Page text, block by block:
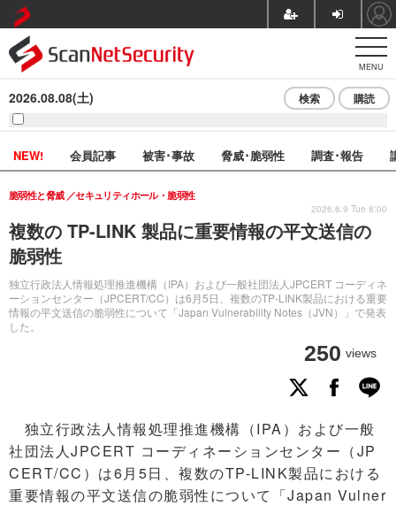
MENU
2026.08.08(土) 検索 購読
NEW! 会員記事 被害･事故 脅威･脆弱性 調査･報告
複数の TP-LINK 製品に重要情報の平文送信の
脆弱性
独立行政法人情報処理推進機構（IPA）および一般社団法人JPCERT コーディネ
ーションセンター（JPCERT/CC）は6月5日、複数のTP-LINK製品における重要
情報の平文送信の脆弱性について「Japan Vulnerability Notes（JVN）」で発表
した。
脆弱性と脅威 セキュリティホール・脆弱性
250 views
2026.6.9 Tue 8:00
独立行政法人情報処理推進機構（IPA）および一般
社団法人JPCERT コーディネーションセンター（JP
CERT/CC）は6月5日、複数のTP-LINK製品における
重要情報の平文送信の脆弱性について「Japan Vulner